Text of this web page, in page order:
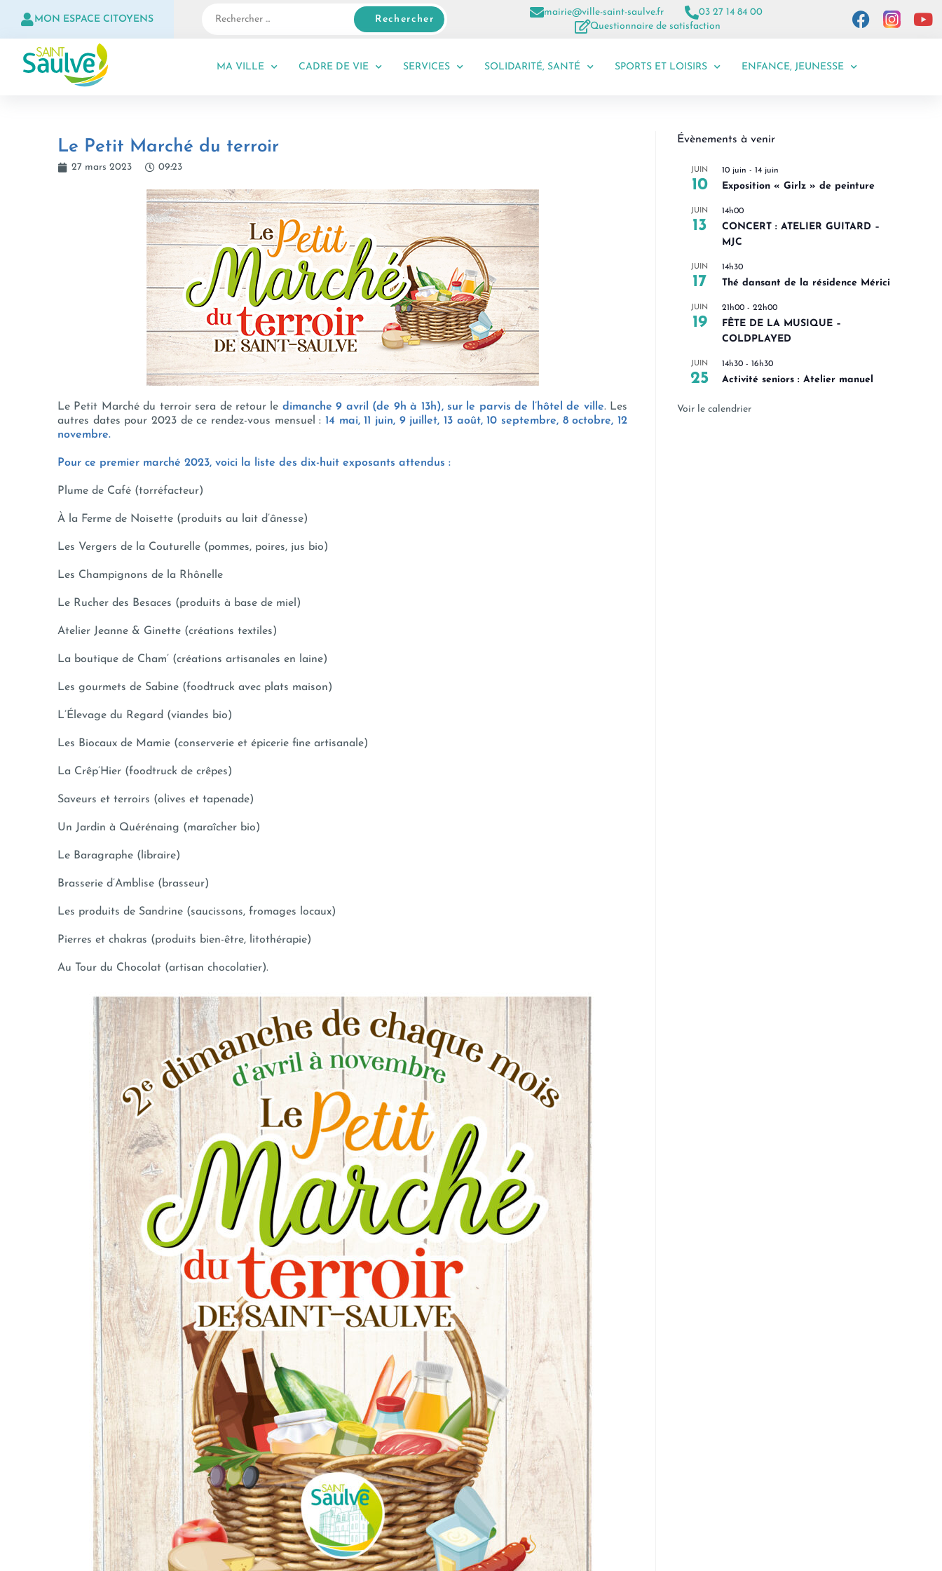
MON ESPACE CITOYENS Rechercher
mairie@ville-saint-saulve.fr
03 27 14 84 00
Questionnaire de satisfaction
MA VILLE CADRE DE VIE SERVICES SOLIDARITÉ, SANTÉ SPORTS ET LOISIRS ENFANCE, JEUNESSE
Le Petit Marché du terroir
27 mars 2023 09:23
Le Petit Marché du terroir sera de retour le dimanche 9 avril (de 9h à 13h), sur le parvis de l’hôtel de ville. Les
autres dates pour 2023 de ce rendez-vous mensuel : 14 mai, 11 juin, 9 juillet, 13 août, 10 septembre, 8 octobre, 12
novembre.
Pour ce premier marché 2023, voici la liste des dix-huit exposants attendus :
Plume de Café (torréfacteur)
À la Ferme de Noisette (produits au lait d’ânesse)
Les Vergers de la Couturelle (pommes, poires, jus bio)
Les Champignons de la Rhônelle
Le Rucher des Besaces (produits à base de miel)
Atelier Jeanne & Ginette (créations textiles)
La boutique de Cham’ (créations artisanales en laine)
Les gourmets de Sabine (foodtruck avec plats maison)
L’Élevage du Regard (viandes bio)
Les Biocaux de Mamie (conserverie et épicerie fine artisanale)
La Crêp’Hier (foodtruck de crêpes)
Saveurs et terroirs (olives et tapenade)
Un Jardin à Quérénaing (maraîcher bio)
Le Baragraphe (libraire)
Brasserie d’Amblise (brasseur)
Les produits de Sandrine (saucissons, fromages locaux)
Pierres et chakras (produits bien-être, litothérapie)
Au Tour du Chocolat (artisan chocolatier).
Évènements à venir
JUIN
10
10 juin - 14 juin
Exposition « Girlz » de peinture
JUIN
13
14h00
CONCERT : ATELIER GUITARD –
MJC
JUIN
17
14h30
Thé dansant de la résidence Mérici
JUIN
19
21h00 - 22h00
FÊTE DE LA MUSIQUE –
COLDPLAYED
JUIN
25
14h30 - 16h30
Activité seniors : Atelier manuel
Voir le calendrier